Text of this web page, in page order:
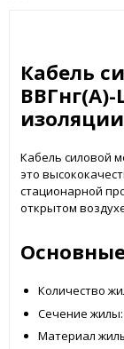
Кабель
ВВГнг(А)-
изоляции
Кабель силовой
это
стационарной
открытом
Количество
Сечение жилы:
Материал